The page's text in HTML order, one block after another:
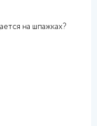
на шпажках?